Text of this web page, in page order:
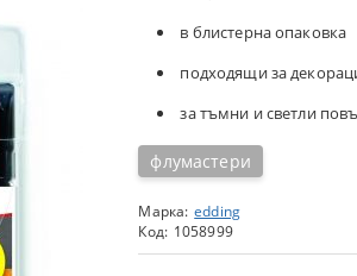
в блистерна опаковка
подходящи за
за тъмни и светли
флумастери
Марка: edding
Код: 1058999